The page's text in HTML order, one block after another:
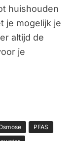
huishouden
je mogelijk je
altijd de
je
PFAS